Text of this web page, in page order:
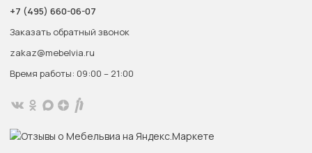
+7 (495) 660-06-07
Заказать обратный звонок
zakaz@mebelvia.ru
Время работы: 09:00 – 21:00